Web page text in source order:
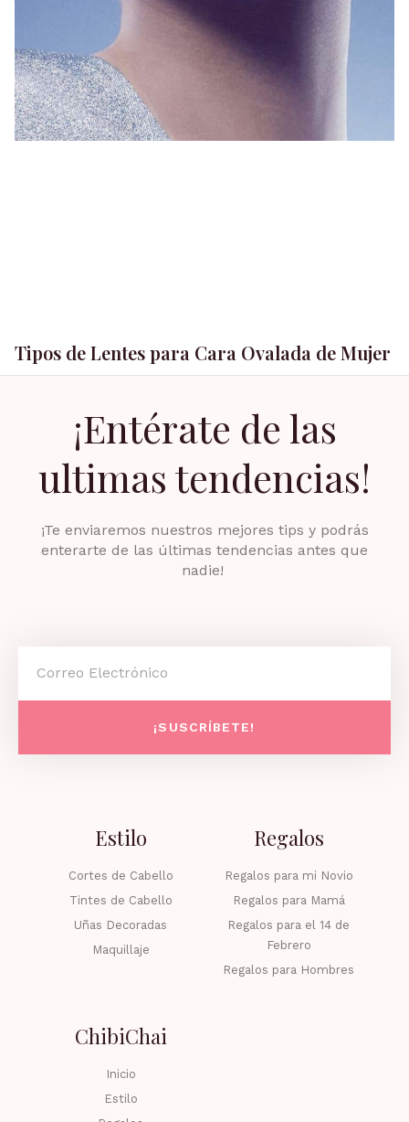
Tipos de Lentes para Cara Ovalada de Mujer
¡Entérate de las
ultimas tendencias!
¡Te enviaremos nuestros mejores tips y podrás
enterarte de las últimas tendencias antes que
nadie!
¡SUSCRÍBETE!
Estilo
Cortes de Cabello
Tintes de Cabello
Uñas Decoradas
Maquillaje
Regalos
Regalos para mi Novio
Regalos para Mamá
Regalos para el 14 de
Febrero
Regalos para Hombres
ChibiChai
Inicio
Estilo